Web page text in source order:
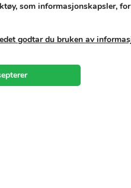
som informasjonskapsler,
godtar du bruken av